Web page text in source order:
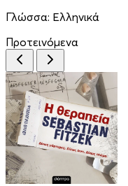
Γλώσσα: Ελληνικά
Προτεινόμενα